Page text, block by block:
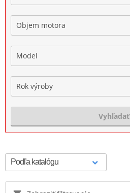
Objem motora
Model
Rok výroby
Vyhľadať